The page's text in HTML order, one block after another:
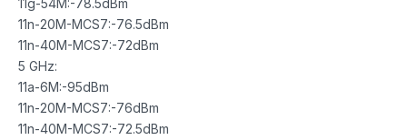
11g-54M:-78.5dBm
11n-20M-MCS7:-76.5dBm
11n-40M-MCS7:-72dBm
5 GHz:
11a-6M:-95dBm
11n-20M-MCS7:-76dBm
11n-40M-MCS7:-72.5dBm